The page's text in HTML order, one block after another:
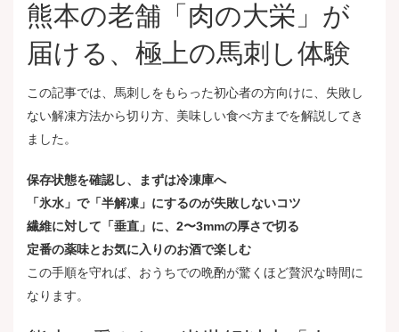
熊本の老舗「肉の大栄」が
届ける、極上の馬刺し体験
この記事では、馬刺しをもらった初心者の方向けに、失敗し
ない解凍方法から切り方、美味しい食べ方までを解説してき
ました。
保存状態を確認し、まずは冷凍庫へ
「氷水」で「半解凍」にするのが失敗しないコツ
繊維に対して「垂直」に、2〜3mmの厚さで切る
定番の薬味とお気に入りのお酒で楽しむ
この手順を守れば、おうちでの晩酌が驚くほど贅沢な時間に
なります。